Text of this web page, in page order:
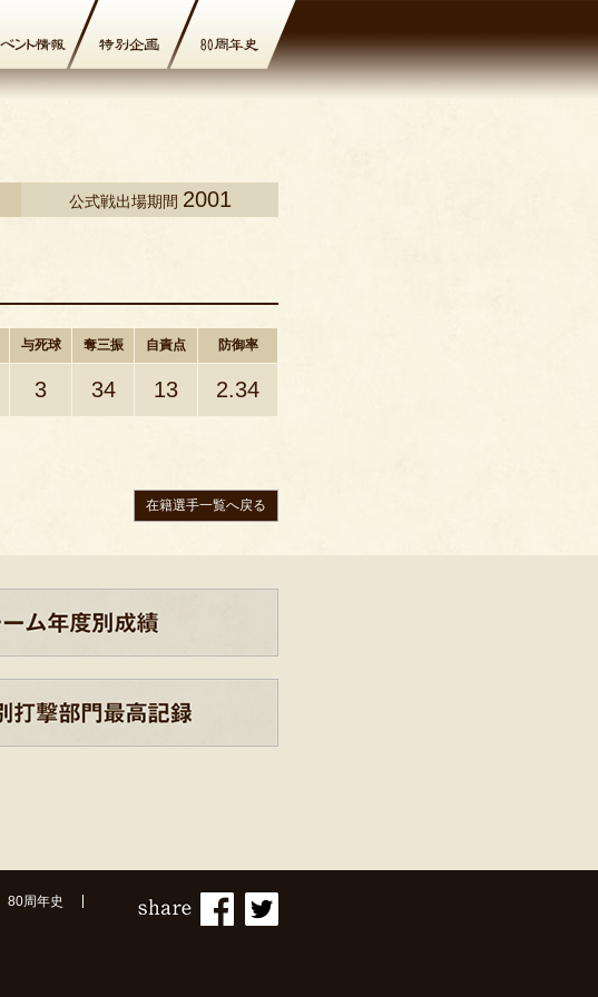
公式戦出場期間 2001
与死球 奪三振 自責点 防御率
3 34 13 2.34
在籍選手一覧へ戻る
80周年史